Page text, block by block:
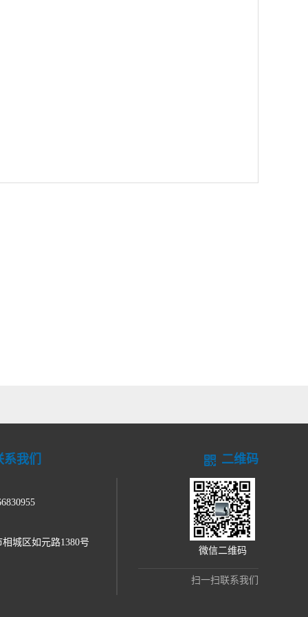
系我们
相城区如元路1380号
二维码
微信二维码
扫一扫联系我们